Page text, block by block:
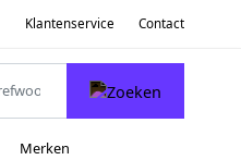
Klantenservice Contact
Merken